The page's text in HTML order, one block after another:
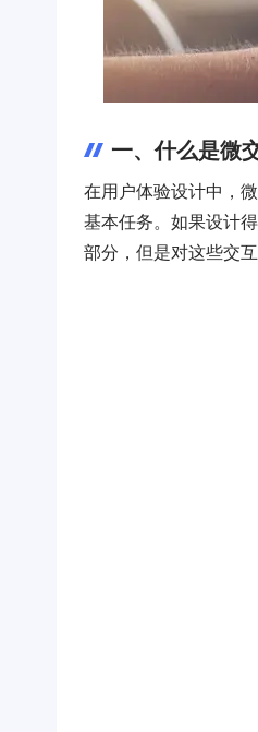
一、什么是微
在用户体验设计中，
基本任务。如果设计
部分，但是对这些交